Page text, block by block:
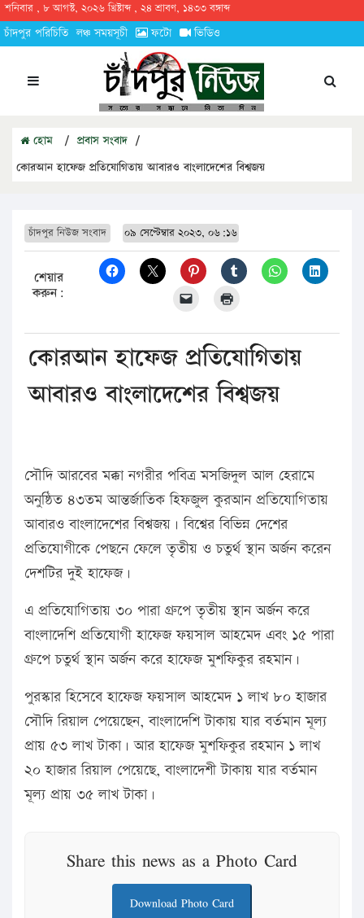
শনিবার , ৮ আগস্ট, ২০২৬ খ্রিষ্টাব্দ , ২৪ শ্রাবণ, ১৪৩৩ বঙ্গাব্দ
চাঁদপুর পরিচিতি লঞ্চ সময়সূচী ফটো ভিডিও
হোম / প্রবাস সংবাদ /
কোরআন হাফেজ প্রতিযোগিতায় আবারও বাংলাদেশের বিশ্বজয়
চাঁদপুর নিউজ সংবাদ ০৯ সেপ্টেম্বার ২০২৩, ০৬:১৬
শেয়ার
করুন:
কোরআন হাফেজ প্রতিযোগিতায়
আবারও বাংলাদেশের বিশ্বজয়
সৌদি আরবের মক্কা নগরীর পবিত্র মসজিদুল আল হেরামে
অনুষ্ঠিত ৪৩তম আন্তর্জাতিক হিফজুল কুরআন প্রতিযোগিতায়
আবারও বাংলাদেশের বিশ্বজয়। বিশ্বের বিভিন্ন দেশের
প্রতিযোগীকে পেছনে ফেলে তৃতীয় ও চতুর্থ স্থান অর্জন করেন
দেশটির দুই হাফেজ।
এ প্রতিযোগিতায় ৩০ পারা গ্রুপে তৃতীয় স্থান অর্জন করে
বাংলাদেশি প্রতিযোগী হাফেজ ফয়সাল আহমেদ এবং ১৫ পারা
গ্রুপে চতুর্থ স্থান অর্জন করে হাফেজ মুশফিকুর রহমান।
পুরস্কার হিসেবে হাফেজ ফয়সাল আহমেদ ১ লাখ ৮০ হাজার
সৌদি রিয়াল পেয়েছেন, বাংলাদেশি টাকায় যার বর্তমান মূল্য
প্রায় ৫৩ লাখ টাকা। আর হাফেজ মুশফিকুর রহমান ১ লাখ
২০ হাজার রিয়াল পেয়েছে, বাংলাদেশী টাকায় যার বর্তমান
মূল্য প্রায় ৩৫ লাখ টাকা।
Share this news as a Photo Card
Download Photo Card